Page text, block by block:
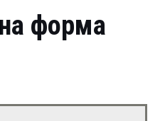
форма